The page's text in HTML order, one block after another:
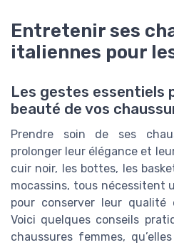
Entretenir ses
italiennes pour
Les gestes essentiels
beauté de vos
Prendre soin de ses
prolonger leur élégance et
cuir noir, les bottes, les
mocassins, tous nécessitent
pour conserver leur
Voici quelques conseils
chaussures femmes,